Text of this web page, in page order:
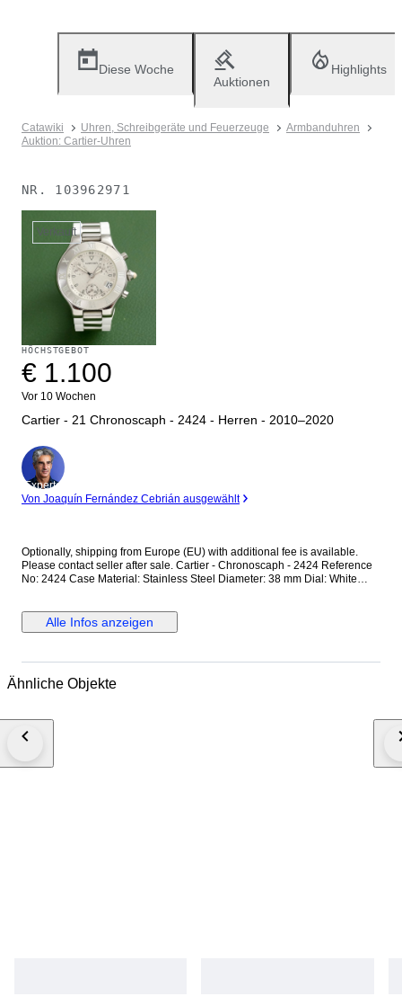
Diese Woche
Auktionen
Highlights
Catawiki Uhren, Schreibgeräte und Feuerzeuge
Armbanduhren
Auktion: Cartier-Uhren
NR. 103962971
Verkauft
HÖCHSTGEBOT
€ 1.100
Vor 10 Wochen
Cartier - 21 Chronoscaph - 2424 - Herren - 2010–2020
Experte
Von Joaquín Fernández Cebrián ausgewählt
Optionally, shipping from Europe (EU) with additional fee is available.
Please contact seller after sale. Cartier - Chronoscaph - 2424 Reference
No: 2424 Case Material: Stainless Steel Diameter: 38 mm Dial: White
to 17.5-18 cm wrist approximately Clasp: Hidden Deployment Case Back:
Solid Condition: Worn & Very good condition Movement: Quartz
Box / No Paper (The box that appears in the photos is my shooting
sure that the items finds you as soon as possible (takes usually 3-5 days
Alle Infos anzeigen
Ähnliche Objekte